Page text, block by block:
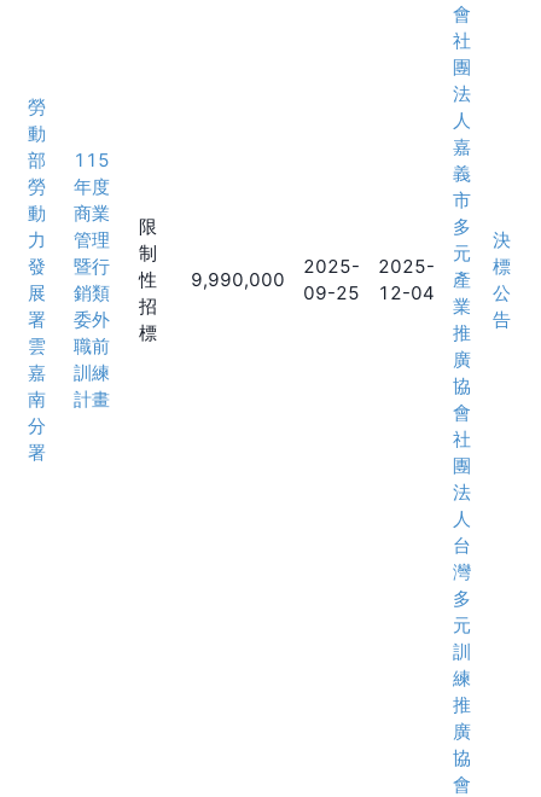
勞
動
部
勞
動
力
發
展
署
雲
嘉
南
分
署
115
年度
商業
管理
暨行
銷類
委外
職前
訓練
計畫
限
制
性
招
標
9,990,000
2025-
09-25
2025-
12-04
會
社
團
法
人
嘉
義
市
多
元
產
業
推
廣
協
會
社
團
法
人
台
灣
多
元
訓
練
推
廣
協
會
決
標
公
告